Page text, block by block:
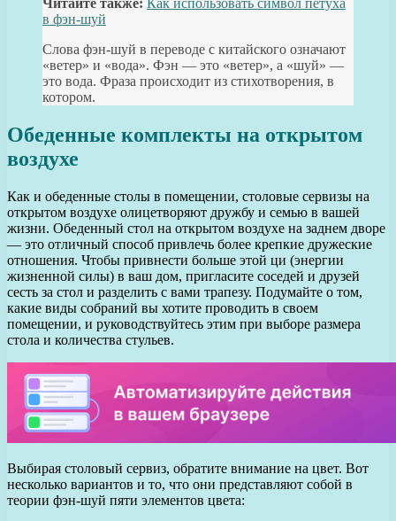
Читайте также: Как использовать символ петуха
в фэн-шуй
Слова фэн-шуй в переводе с китайского означают
«ветер» и «вода». Фэн — это «ветер», а «шуй» —
это вода. Фраза происходит из стихотворения, в
котором.
Обеденные комплекты на открытом
воздухе
Как и обеденные столы в помещении, столовые сервизы на
открытом воздухе олицетворяют дружбу и семью в вашей
жизни. Обеденный стол на открытом воздухе на заднем дворе
— это отличный способ привлечь более крепкие дружеские
отношения. Чтобы привнести больше этой ци (энергии
жизненной силы) в ваш дом, пригласите соседей и друзей
сесть за стол и разделить с вами трапезу. Подумайте о том,
какие виды собраний вы хотите проводить в своем
помещении, и руководствуйтесь этим при выборе размера
стола и количества стульев.
Выбирая столовый сервиз, обратите внимание на цвет. Вот
несколько вариантов и то, что они представляют собой в
теории фэн-шуй пяти элементов цвета: